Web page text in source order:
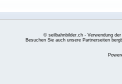
© seilbahnbilder.ch - Verwendung
Besuchen Sie auch unsere Partnerseiten